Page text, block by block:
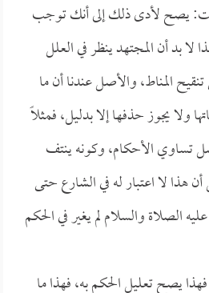
يصح لأدى ذلك إلى أنك توجب
لا بد أن المجتهد ينظر في العلل
المناط، والأصل عندنا أن ما
ولا يجوز حذفها إلا بدليل، فمثلاً
تساوي الأحكام، وكونه ينتف
هذا لا اعتبار له في الشارع حتى
الصلاة والسلام لم يغير في الحكم
يصح تعليل الحكم به، فهذا ما